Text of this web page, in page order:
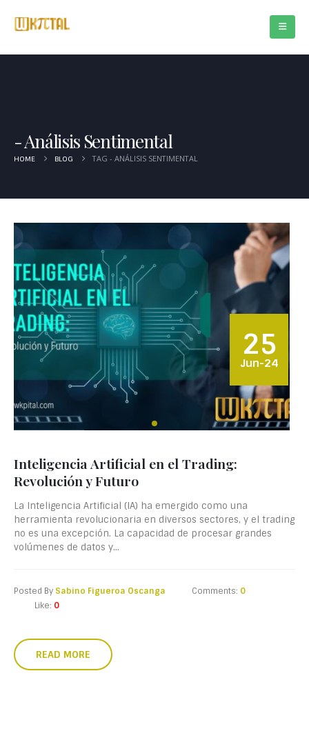
Análisis Sentimental
HOME BLOG TAG - ANÁLISIS SENTIMENTAL
25
Jun-24
Inteligencia Artificial en el Trading:
Revolución y Futuro
La Inteligencia Artificial (IA) ha emergido como una
herramienta revolucionaria en diversos sectores, y el trading
no es una excepción. La capacidad de procesar grandes
volúmenes de datos y...
Posted By Sabino Figueroa Oscanga Comments: 0
Like: 0
READ MORE